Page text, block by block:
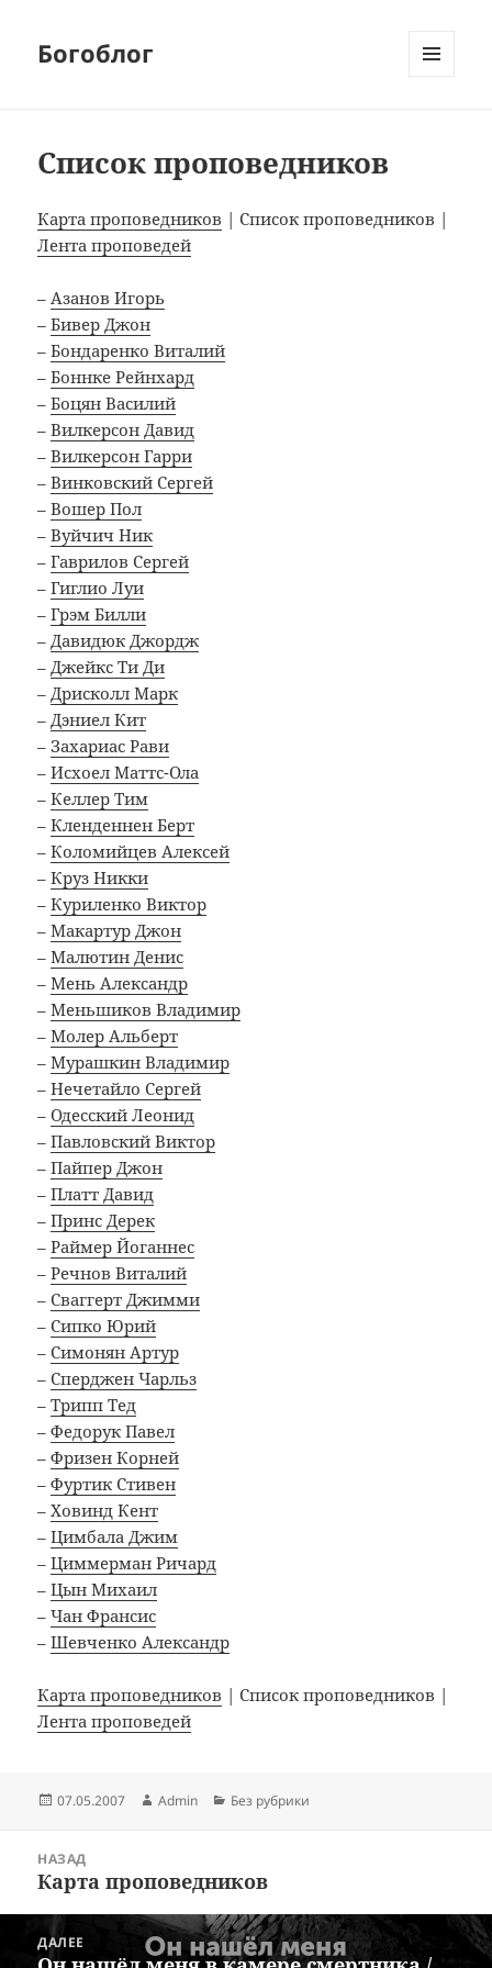
Богоблог
Список проповедников
Карта проповедников | Список проповедников |
Лента проповедей
–Азанов Игорь
–Бивер Джон
–Бондаренко Виталий
–Боннке Рейнхард
–Боцян Василий
–Вилкерсон Давид
–Вилкерсон Гарри
–Винковский Сергей
–Вошер Пол
–Вуйчич Ник
–Гаврилов Сергей
–Гиглио Луи
–Грэм Билли
–Давидюк Джордж
–Джейкс Ти Ди
–Дрисколл Марк
–Дэниел Кит
–Захариас Рави
–Исхоел Маттс-Ола
–Келлер Тим
–Кленденнен Берт
–Коломийцев Алексей
–Круз Никки
–Куриленко Виктор
–Макартур Джон
–Малютин Денис
–Мень Александр
–Меньшиков Владимир
–Молер Альберт
–Мурашкин Владимир
–Нечетайло Сергей
–Одесский Леонид
–Павловский Виктор
–Пайпер Джон
–Платт Давид
–Принс Дерек
–Раймер Йоганнес
–Речнов Виталий
–Сваггерт Джимми
–Сипко Юрий
–Симонян Артур
–Сперджен Чарльз
–Трипп Тед
–Федорук Павел
–Фризен Корней
–Фуртик Стивен
–Ховинд Кент
–Цимбала Джим
–Циммерман Ричард
–Цын Михаил
–Чан Франсис
–Шевченко Александр
Карта проповедников | Список проповедников |
Лента проповедей
Опубликовано
07.05.2007 Автор
Admin Рубрики
Без рубрики
записям
НАЗАД
Предыдущая
Карта проповедников
ДАЛЕЕ